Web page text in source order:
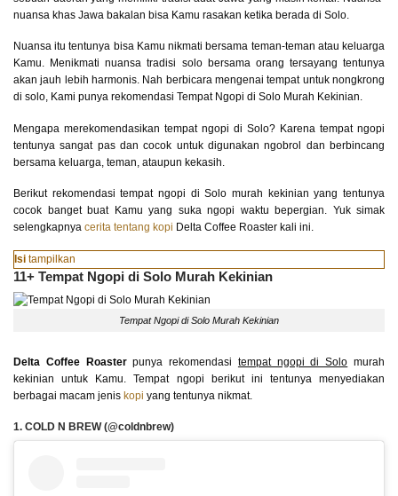
nuansa khas Jawa bakalan bisa Kamu rasakan ketika berada di Solo.
Nuansa itu tentunya bisa Kamu nikmati bersama teman-teman atau keluarga
Kamu. Menikmati nuansa tradisi solo bersama orang tersayang tentunya
akan jauh lebih harmonis. Nah berbicara mengenai tempat untuk nongkrong
di solo, Kami punya rekomendasi Tempat Ngopi di Solo Murah Kekinian.
Mengapa merekomendasikan tempat ngopi di Solo? Karena tempat ngopi
tentunya sangat pas dan cocok untuk digunakan ngobrol dan berbincang
bersama keluarga, teman, ataupun kekasih.
Berikut rekomendasi tempat ngopi di Solo murah kekinian yang tentunya
cocok banget buat Kamu yang suka ngopi waktu bepergian. Yuk simak
selengkapnya cerita tentang kopi Delta Coffee Roaster kali ini.
Isi tampilkan
11+ Tempat Ngopi di Solo Murah Kekinian
Tempat Ngopi di Solo Murah Kekinian
Delta Coffee Roasterpunya rekomendasi tempat ngopi di Solo murah
kekinian untuk Kamu. Tempat ngopi berikut ini tentunya menyediakan
berbagai macam jenis kopi yang tentunya nikmat.
1. COLD N BREW (@coldnbrew)